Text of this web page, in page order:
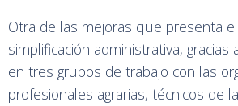
Otra de las mejoras que presenta
simplificación administrativa, gracias
en tres grupos de trabajo con las
profesionales agrarias, técnicos de